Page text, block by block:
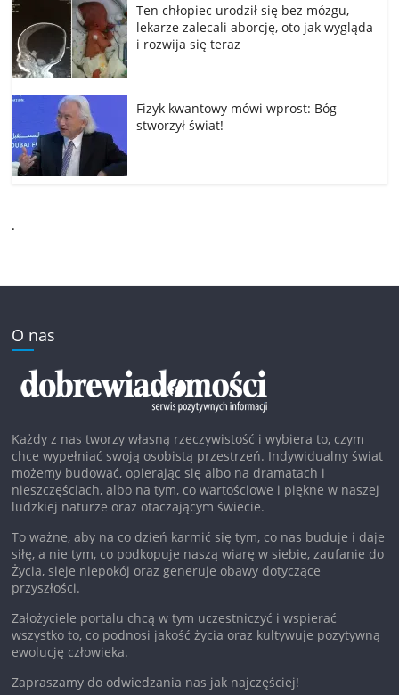
Ten chłopiec urodził się bez mózgu,
lekarze zalecali aborcję, oto jak wygląda
i rozwija się teraz
Fizyk kwantowy mówi wprost: Bóg
stworzył świat!
.
O nas
Każdy z nas tworzy własną rzeczywistość i wybiera to, czym
chce wypełniać swoją osobistą przestrzeń. Indywidualny świat
możemy budować, opierając się albo na dramatach i
nieszczęściach, albo na tym, co wartościowe i piękne w naszej
ludzkiej naturze oraz otaczającym świecie.
To ważne, aby na co dzień karmić się tym, co nas buduje i daje
siłę, a nie tym, co podkopuje naszą wiarę w siebie, zaufanie do
Życia, sieje niepokój oraz generuje obawy dotyczące
przyszłości.
Założyciele portalu chcą w tym uczestniczyć i wspierać
wszystko to, co podnosi jakość życia oraz kultywuje pozytywną
ewolucję człowieka.
Zapraszamy do odwiedzania nas jak najczęściej!